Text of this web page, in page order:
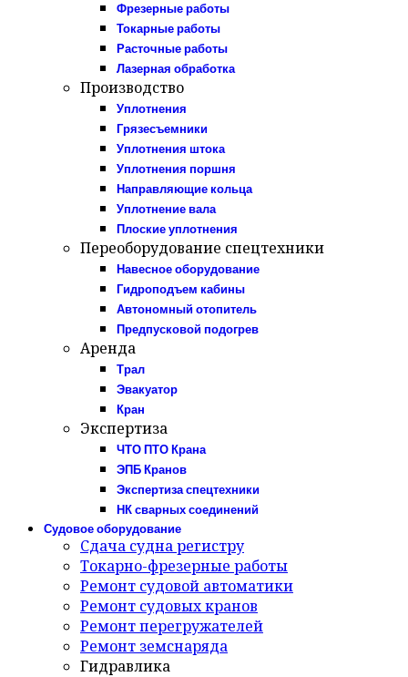
Фрезерные работы
Токарные работы
Расточные работы
Лазерная обработка
Производство
Уплотнения
Грязесъемники
Уплотнения штока
Уплотнения поршня
Направляющие кольца
Уплотнение вала
Плоские уплотнения
Переоборудование спецтехники
Навесное оборудование
Гидроподъем кабины
Автономный отопитель
Предпусковой подогрев
Аренда
Трал
Эвакуатор
Кран
Экспертиза
ЧТО ПТО Крана
ЭПБ Кранов
Экспертиза спецтехники
НК сварных соединений
Судовое оборудование
Сдача судна регистру
Токарно-фрезерные работы
Ремонт судовой автоматики
Ремонт судовых кранов
Ремонт перегружателей
Ремонт земснаряда
Гидравлика